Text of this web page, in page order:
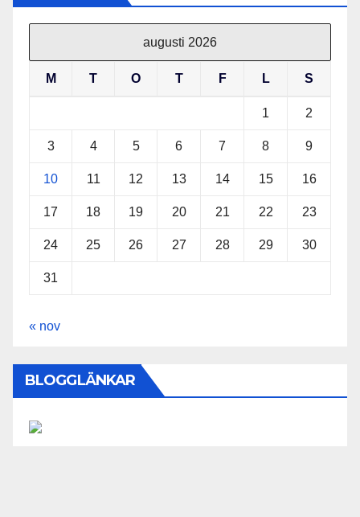
augusti 2026
M T O T F L S
1 2
3 4 5 6 7 8 9
10 11 12 13 14 15 16
17 18 19 20 21 22 23
24 25 26 27 28 29 30
31
« nov
BLOGGLÄNKAR